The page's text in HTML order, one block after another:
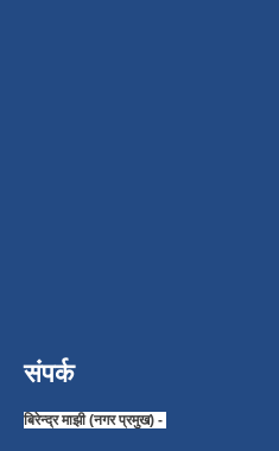
संपर्क
बिरेन्द्र माझी (नगर प्रमुख) -